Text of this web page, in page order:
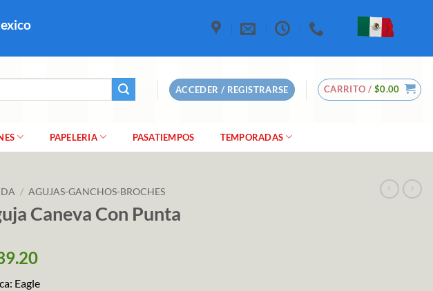
ACCEDER / REGISTRARSE CARRITO / $0.00
PAPELERIA PASATIEMPOS TEMPORADAS
/ AGUJAS-GANCHOS-BROCHES
Caneva Con Punta
Eagle